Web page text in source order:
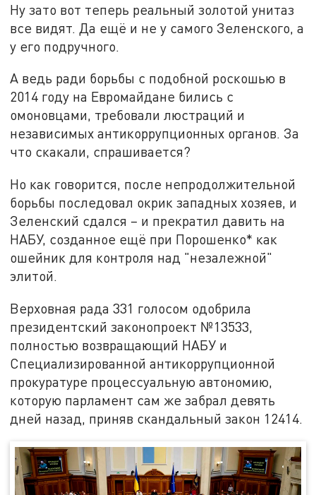
Ну зато вот теперь реальный золотой унитаз
все видят. Да ещё и не у самого Зеленского, а
у его подручного.
А ведь ради борьбы с подобной роскошью в
2014 году на Евромайдане бились с
омоновцами, требовали люстраций и
независимых антикоррупционных органов. За
что скакали, спрашивается?
Но как говорится, после непродолжительной
борьбы последовал окрик западных хозяев, и
Зеленский сдался – и прекратил давить на
НАБУ, созданное ещё при Порошенко* как
ошейник для контроля над "незалежной"
элитой.
Верховная рада 331 голосом одобрила
президентский законопроект №13533,
полностью возвращающий НАБУ и
Специализированной антикоррупционной
прокуратуре процессуальную автономию,
которую парламент сам же забрал девять
дней назад, приняв скандальный закон 12414.